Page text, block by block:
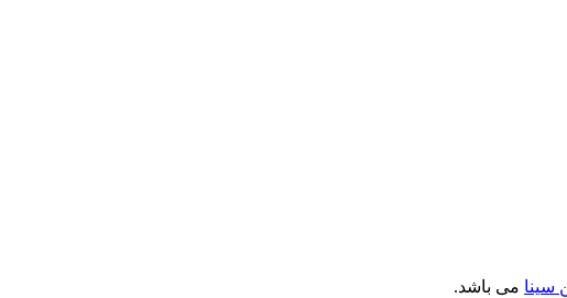
سینا می باشد.